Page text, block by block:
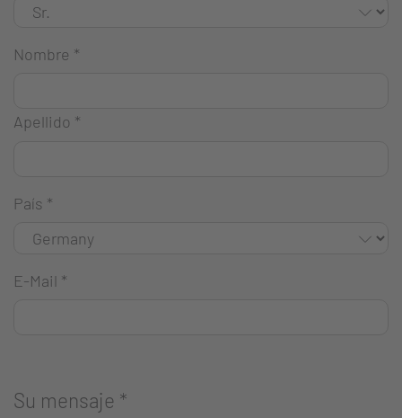
Nombre *
Apellido *
País *
E-Mail *
Su mensaje *